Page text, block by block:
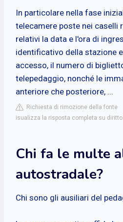
In particolare nella fase
telecamere poste nei caselli
relativi la data e l'ora di
identificativo della stazione
accesso, il numero di
telepedaggio, nonché le
anteriore che posteriore, ...
Richiesta di rimozione della fonte
isualizza la risposta completa su
Chi fa le multe
autostradale?
Chi sono gli ausiliari del